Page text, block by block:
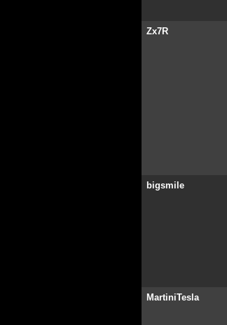
Zx7R
bigsmile
MartiniTesla